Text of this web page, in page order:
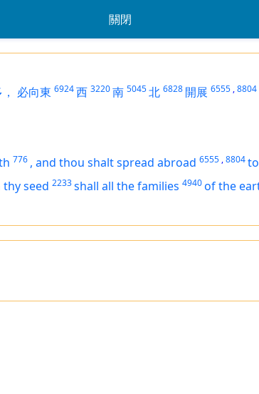
關閉
必向東 6924西 3220南 5045北 6828 開展 6555 ,8804
776 , and thou shalt spread abroad 6555 ,8804
seed 2233shall all the families 4940of the